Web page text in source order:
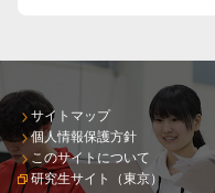
サイトマップ
個人情報保護方針
このサイトについて
研究生サイト（東京）